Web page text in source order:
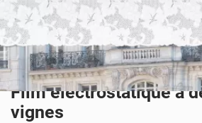
Film électrostatique à
vignes